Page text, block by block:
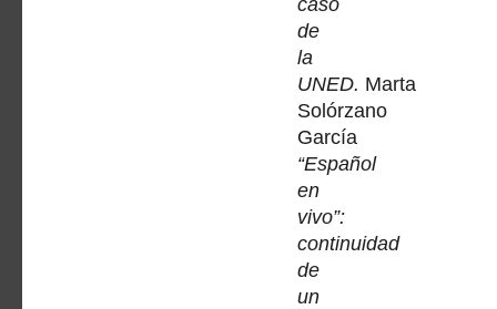
caso
de
la
UNED. Marta
Solórzano
García
“Español
en
vivo”:
continuidad
de
un